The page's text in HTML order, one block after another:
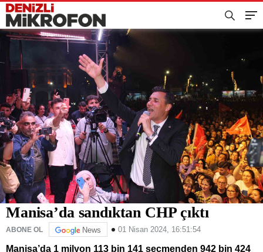
Manisa’da sandıktan CHP çıktı
ABONE OL News 01 Nisan 2024, 16:51:54
Manisa’da 1 milyon 113 bin 141 seçmenden 942 bin 424